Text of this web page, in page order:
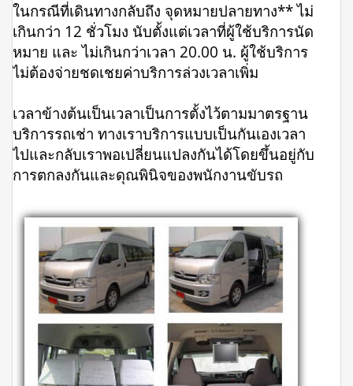
ในกรณีที่เดินทางกลับถึง จุดหมายปลายทาง** ไม่
เกินกว่า 12 ชั่วโมง นับตั้งแต่เวลาที่ผู้ใช้บริการนัด
หมาย และ ไม่เกินกว่าเวลา 20.00 น. ผู้ใช้บริการ
ไม่ต้องจ่ายชดเชยค่าบริการล่วงเวลาเพิ่ม
เวลาข้างต้นเป็นเวลาเป็นการตั้งไว้ตามมาตรฐาน
บริการรถเช่า ทางเราบริการแบบเป็นกันเองเวลา
ไปและกลับเราพอเปลี่ยนแปลงกันได้โดยขึ้นอยู่กับ
การตกลงกันและดุณพินิจของพนักงานขับรถ